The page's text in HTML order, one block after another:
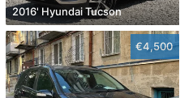
2016' Hyundai Tucson
€4,500